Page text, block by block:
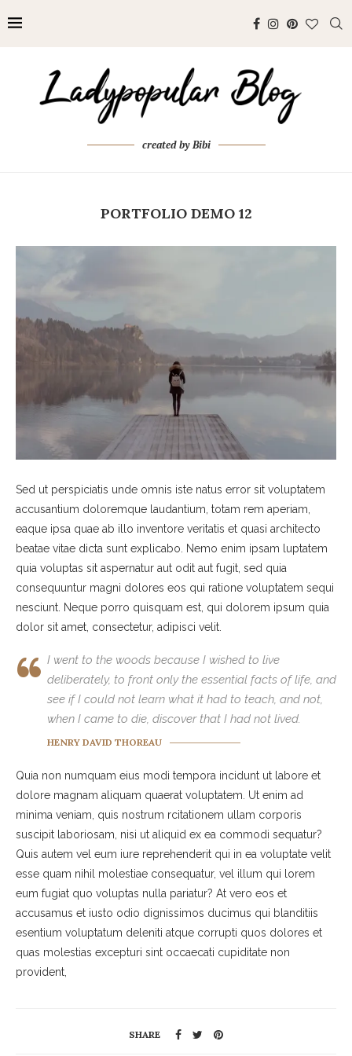
created by Bibi
PORTFOLIO DEMO 12
Sed ut perspiciatis unde omnis iste natus error sit voluptatem
accusantium doloremque laudantium, totam rem aperiam,
eaque ipsa quae ab illo inventore veritatis et quasi architecto
beatae vitae dicta sunt explicabo. Nemo enim ipsam luptatem
quia voluptas sit aspernatur aut odit aut fugit, sed quia
consequuntur magni dolores eos qui ratione voluptatem sequi
nesciunt. Neque porro quisquam est, qui dolorem ipsum quia
dolor sit amet, consectetur, adipisci velit.
I went to the woods because I wished to live
deliberately, to front only the essential facts of life, and
see if I could not learn what it had to teach, and not,
when I came to die, discover that I had not lived.
HENRY DAVID THOREAU
Quia non numquam eius modi tempora incidunt ut labore et
dolore magnam aliquam quaerat voluptatem. Ut enim ad
minima veniam, quis nostrum rcitationem ullam corporis
suscipit laboriosam, nisi ut aliquid ex ea commodi sequatur?
Quis autem vel eum iure reprehenderit qui in ea voluptate velit
esse quam nihil molestiae consequatur, vel illum qui lorem
eum fugiat quo voluptas nulla pariatur? At vero eos et
accusamus et iusto odio dignissimos ducimus qui blanditiis
esentium voluptatum deleniti atque corrupti quos dolores et
quas molestias excepturi sint occaecati cupiditate non
provident,
SHARE